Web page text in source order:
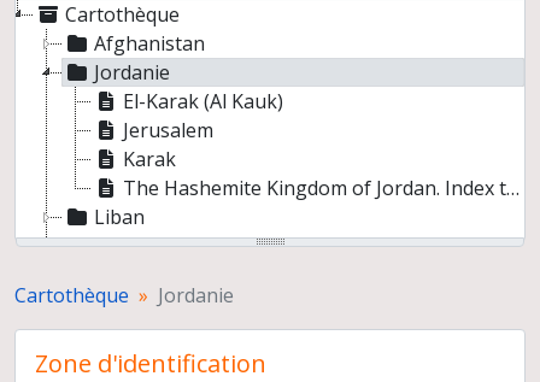
Cartothèque
Afghanistan
Jordanie
El-Karak (Al Kauk)
Jerusalem
Karak
The Hashemite Kingdom of Jordan. Index to villages and settlements
Liban
Palestine
Syrie
Turquie
Cartothèque Jordanie
Zone d'identification